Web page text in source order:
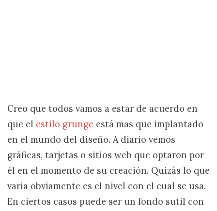
Creo que todos vamos a estar de acuerdo en
que el estilo grunge está mas que implantado
en el mundo del diseño. A diario vemos
gráficas, tarjetas o sitios web que optaron por
él en el momento de su creación. Quizás lo que
varía obviamente es el nivel con el cual se usa.
En ciertos casos puede ser un fondo sutil con